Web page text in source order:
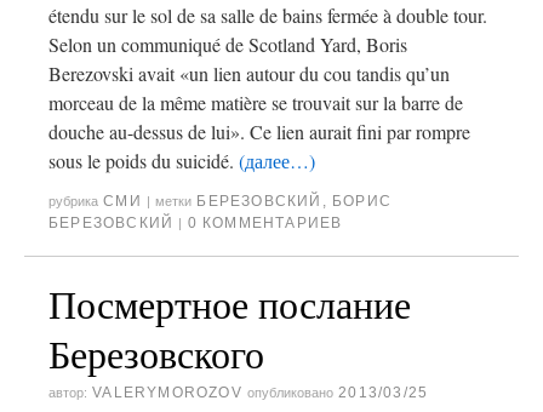
étendu sur le sol de sa salle de bains fermée à double tour.
Selon un communiqué de Scotland Yard, Boris
Berezovski avait «un lien autour du cou tandis qu’un
morceau de la même matière se trouvait sur la barre de
douche au-dessus de lui». Ce lien aurait fini par rompre
sous le poids du suicidé. (далее…)
рубрика СМИ | метки БЕРЕЗОВСКИЙ , БОРИС
БЕРЕЗОВСКИЙ
| 0 КОММЕНТАРИЕВ
Посмертное послание
Березовского
автор: VALERYMOROZOV опубликовано 2013/03/25